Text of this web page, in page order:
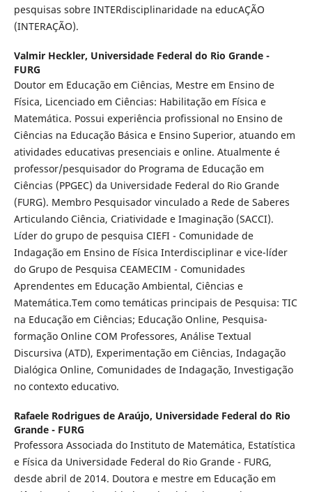
pesquisas sobre INTERdisciplinaridade na educAÇÃO
(INTERAÇÃO).
Valmir Heckler, Universidade Federal do Rio Grande -
FURG
Doutor em Educação em Ciências, Mestre em Ensino de
Física, Licenciado em Ciências: Habilitação em Física e
Matemática. Possui experiência profissional no Ensino de
Ciências na Educação Básica e Ensino Superior, atuando em
atividades educativas presenciais e online. Atualmente é
professor/pesquisador do Programa de Educação em
Ciências (PPGEC) da Universidade Federal do Rio Grande
(FURG). Membro Pesquisador vinculado a Rede de Saberes
Articulando Ciência, Criatividade e Imaginação (SACCI).
Líder do grupo de pesquisa CIEFI - Comunidade de
Indagação em Ensino de Física Interdisciplinar e vice-líder
do Grupo de Pesquisa CEAMECIM - Comunidades
Aprendentes em Educação Ambiental, Ciências e
Matemática.Tem como temáticas principais de Pesquisa: TIC
na Educação em Ciências; Educação Online, Pesquisa-
formação Online COM Professores, Análise Textual
Discursiva (ATD), Experimentação em Ciências, Indagação
Dialógica Online, Comunidades de Indagação, Investigação
no contexto educativo.
Rafaele Rodrigues de Araújo, Universidade Federal do Rio
Grande - FURG
Professora Associada do Instituto de Matemática, Estatística
e Física da Universidade Federal do Rio Grande - FURG,
desde abril de 2014. Doutora e mestre em Educação em